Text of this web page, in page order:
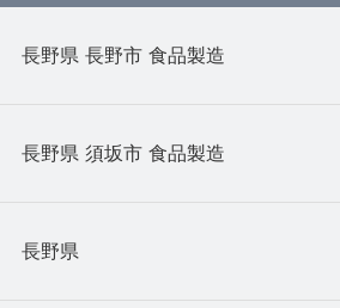
長野県 長野市 食品製造
長野県 須坂市 食品製造
長野県